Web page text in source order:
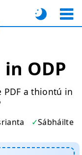
ODP
a thiontú in
Sábháilte